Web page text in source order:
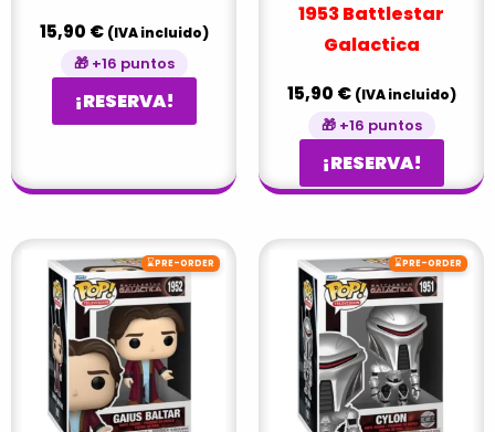
15,90 € (IVA incluido)
🎁 +16 puntos
¡RESERVA!
1953 Battlestar
Galactica
15,90 € (IVA incluido)
🎁 +16 puntos
¡RESERVA!
⌛PRE-ORDER ⌛PRE-ORDER